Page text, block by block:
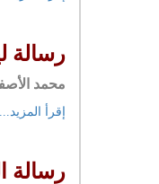
رسالة
محمد
إقرأ المزيد...
رسالة